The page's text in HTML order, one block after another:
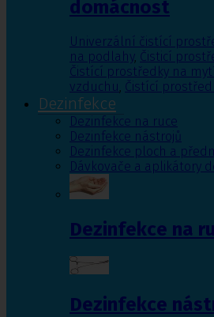
domácnost
Univerzální čistící
na podlahy, Čisticí
Čistící prostředky na
vzduchu, Čistící
Dezinfekce
Dezinfekce na ruce
Dezinfekce nástrojů
Dezinfekce ploch a
Dávkovače a aplikátory
Dezinfekce na
Dezinfekce